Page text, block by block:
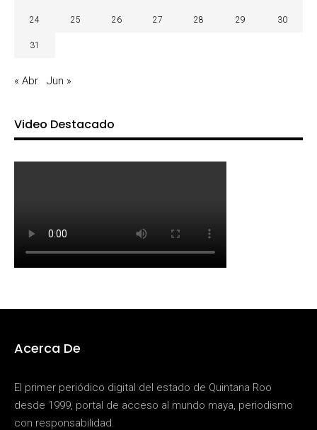
24 25 26 27 28 29 30
31
« Abr Jun »
Video Destacado
Acerca De
El primer periódico digital del estado de Quintana Roo
desde 1999, portal de acceso al mundo maya, periodismo
con responsabilidad.